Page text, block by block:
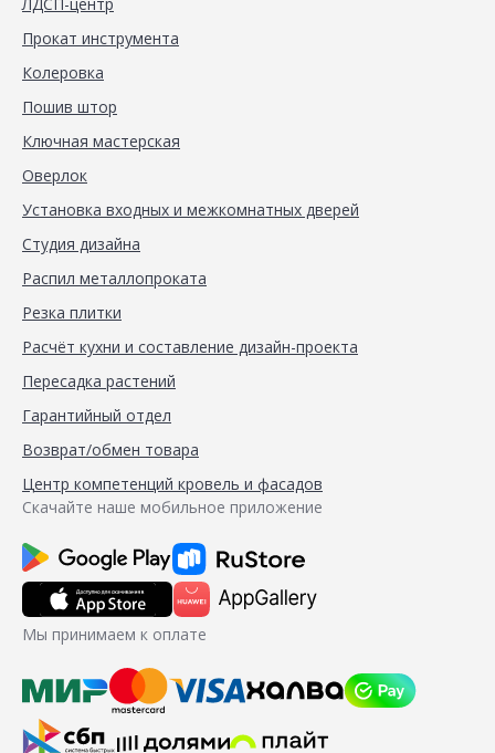
Прокат инструмента
Колеровка
Пошив штор
Ключная мастерская
Оверлок
Установка входных и межкомнатных дверей
Студия дизайна
Распил металлопроката
Резка плитки
Расчёт кухни и составление дизайн-проекта
Пересадка растений
Гарантийный отдел
Возврат/обмен товара
Центр компетенций кровель и фасадов
Скачайте наше мобильное приложение
Мы принимаем к оплате